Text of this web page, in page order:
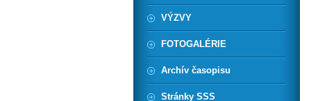
VÝZVY
FOTOGALÉRIE
Archív časopisu
Stránky SSS